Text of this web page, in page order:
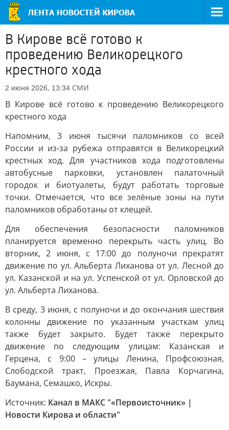
В Кирове всё готово к
проведению Великорецкого
крестного хода
2 июня 2026, 13:34 СМИ
В Кирове всё готово к проведению Великорецкого
крестного хода
Напомним, 3 июня тысячи паломников со всей
России и из-за рубежа отправятся в Великорецкий
крестных ход. Для участников хода подготовлены
автобусные парковки, установлен палаточный
городок и биотуалеты, будут работать торговые
точки. Отмечается, что все зелёные зоны на пути
паломников обработаны от клещей.
Для обеспечения безопасности паломников
планируется временно перекрыть часть улиц. Во
вторник, 2 июня, с 17:00 до полуночи прекратят
движение по ул. Альберта Лиханова от ул. Лесной до
ул. Казанской и на ул. Успенской от ул. Орловской до
ул. Альберта Лиханова.
В среду, 3 июня, с полуночи и до окончания шествия
колонны движение по указанным участкам улиц
также будет закрыто. Будет также перекрыто
движение по следующим улицам: Казанская и
Герцена, с 9:00 – улицы Ленина, Профсоюзная,
Слободской тракт, Проезжая, Павла Корчагина,
Баумана, Семашко, Искры.
Источник: Канал в МАКС "«Первоисточник» |
Новости Кирова и области"